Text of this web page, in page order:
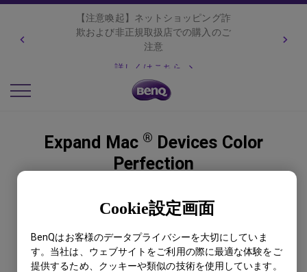
【注意喚起】ネットショッピング詐
欺および非正規取扱店での購入のご
注意
詳しくはこちら
Cookie設定画面
BenQはお客様のデータプライバシーを大切にしていま
す。当社は、ウェブサイトをご利用の際に最適な体験をご
提供するため、クッキーや類似の技術を使用しています。
Expand Mac ® Devices Color
Perfection